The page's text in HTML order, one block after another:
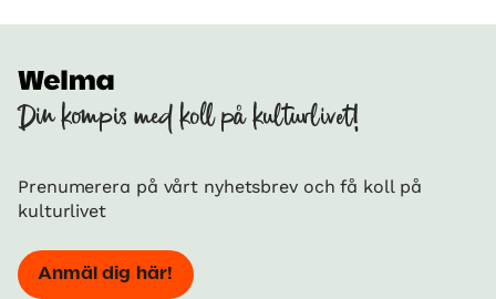
Din kompis med koll på kulturlivet!
Prenumerera på vårt nyhetsbrev och få koll på
kulturlivet
Anmäl dig här!